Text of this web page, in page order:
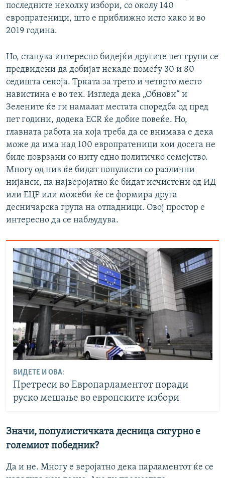
последните неколку избори, со околу 140
европратеници, што е приближно исто како и во
2019 година.
Но, станува интересно бидејќи другите пет групи се
предвидени да добијат некаде помеѓу 30 и 80
седишта секоја. Трката за трето и четврто место
навистина е во тек. Изгледа дека „Обнови“ и
Зелените ќе ги намалат местата споредба од пред
пет години, додека ECR ќе добие повеќе. Но,
главната работа на која треба да се внимава е дека
може да има над 100 европратеници кои досега не
биле поврзани со ниту едно политичко семејство.
Многу од нив ќе бидат популисти со различни
нијанси, па најверојатно ќе бидат исчистени од ИД
или ЕЦР или можеби ќе се формира друга
десничарска група на отпадници. Овој простор е
интересно да се набљудува.
ВИДЕТЕ И ОВА:
Претреси во Европарламентот поради
руско мешање во европските избори
Значи, популистичката десница сигурно е
големиот победник?
Да и не. Многу е веројатно дека парламентот ќе се